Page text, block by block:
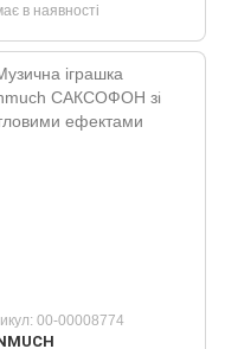
в наявності
00-00008774